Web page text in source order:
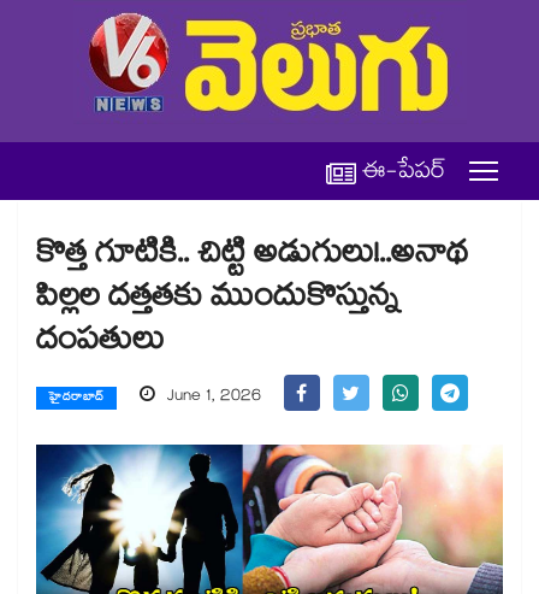
ఈ-పేపర్
కొత్త గూటికి.. చిట్టి అడుగులు!..అనాథ
పిల్లల దత్తతకు ముందుకొస్తున్న
దంపతులు
హైదరాబాద్ June 1, 2026